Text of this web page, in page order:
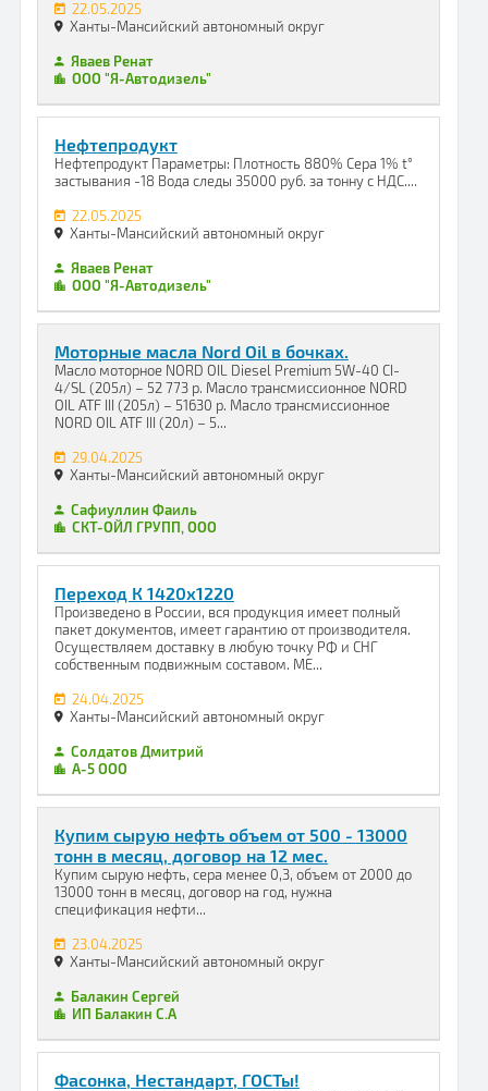
22.05.2025
Ханты-Мансийский автономный округ
Яваев Ренат
ООО "Я-Автодизель"
Нефтепродукт
Нефтепродукт Параметры: Плотность 880% Сера 1% t°
застывания -18 Вода следы 35000 руб. за тонну с НДС....
22.05.2025
Ханты-Мансийский автономный округ
Яваев Ренат
ООО "Я-Автодизель"
Моторные масла Nord Oil в бочках.
Масло моторное NORD OIL Diesel Premium 5W-40 CI-
4/SL (205л) – 52 773 р. Масло трансмиссионное NORD
OIL ATF III (205л) – 51630 р. Масло трансмиссионное
NORD OIL ATF III (20л) – 5...
29.04.2025
Ханты-Мансийский автономный округ
Сафиуллин Фаиль
СКТ-ОЙЛ ГРУПП, ООО
Переход К 1420х1220
Произведено в России, вся продукция имеет полный
пакет документов, имеет гарантию от производителя.
Осуществляем доставку в любую точку РФ и СНГ
собственным подвижным составом. МЕ...
24.04.2025
Ханты-Мансийский автономный округ
Солдатов Дмитрий
А-5 ООО
Купим сырую нефть объем от 500 - 13000
тонн в месяц, договор на 12 мес.
Купим сырую нефть, сера менее 0,3, объем от 2000 до
13000 тонн в месяц, договор на год, нужна
спецификация нефти...
23.04.2025
Ханты-Мансийский автономный округ
Балакин Сергей
ИП Балакин С.А
Фасонка, Нестандарт, ГОСТы!